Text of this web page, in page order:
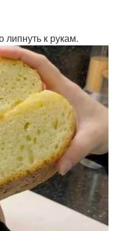
липнуть к рукам.